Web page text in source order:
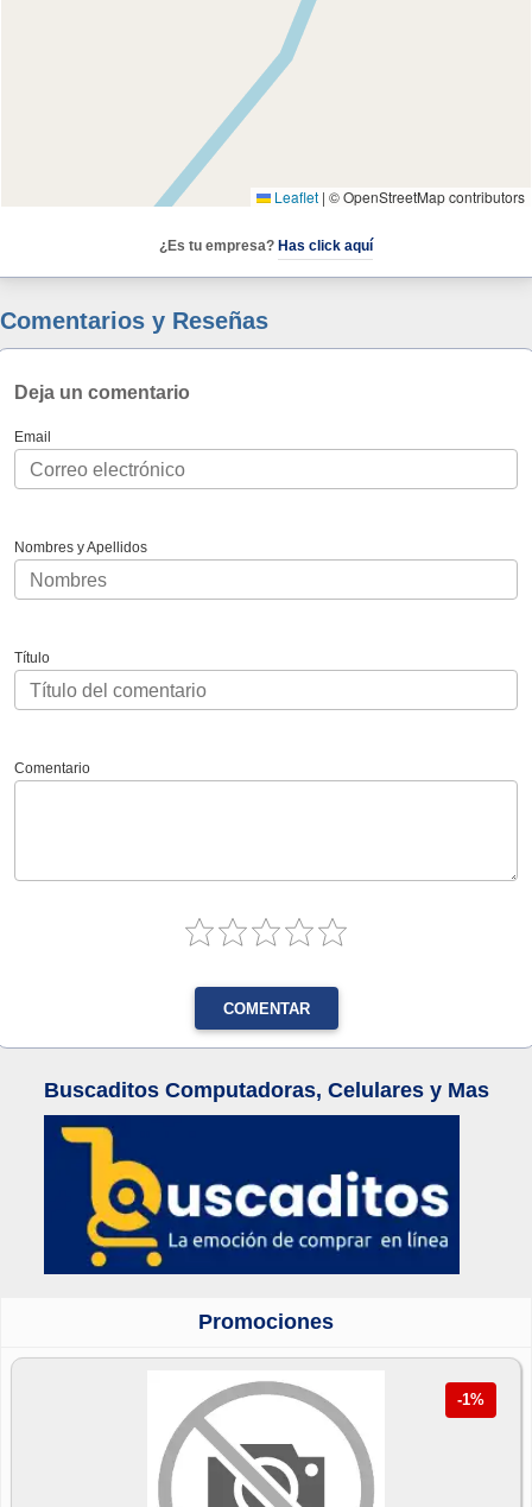
Leaflet | © OpenStreetMap contributors
¿Es tu empresa? Has click aquí
Comentarios y Reseñas
Deja un comentario
Email
Nombres y Apellidos
Título
Comentario
COMENTAR
Buscaditos Computadoras, Celulares y Mas
Promociones
-1%